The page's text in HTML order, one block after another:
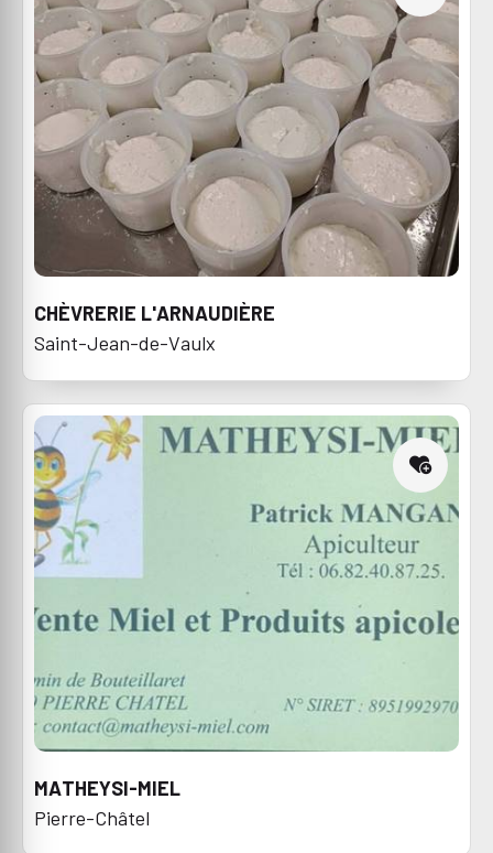
CHÈVRERIE L'ARNAUDIÈRE
Saint-Jean-de-Vaulx
MATHEYSI-MIEL
Pierre-Châtel